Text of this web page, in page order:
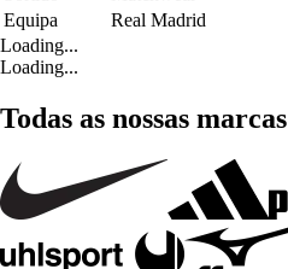
Equipa
Real Madrid
Loading...
Loading...
Todas as nossas marcas